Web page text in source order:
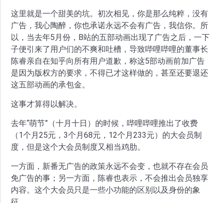
这里就是一个甜美的坑。初次相见，你是那么纯粹，没有
广告，我心陶醉，你也承诺永远不会有广告，我信你。所
以，当去年5月份，B站的五部动画出现了广告之后，一下
子便引来了用户们的不爽和吐槽，导致哔哩哔哩的董事长
陈睿亲自在知乎向所有用户道歉，称这5部动画前加广告
是因为版权方的要求，不得已才这样做的，甚至还要退还
这五部动画的承包金。
这事才算得以解决。
去年“萌节”（十月十日）的时候，哔哩哔哩推出了收费
（1个月25元，3个月68元，12个月233元）的大会员制
度，但是这个大会员制度又相当鸡肋。
一方面，新番无广告的政策永远不会变，也就不存在会员
免广告的事；另一方面，陈睿也表示，不会推出会员独享
内容。这个大会员只是一些小功能的区别以及身份的象